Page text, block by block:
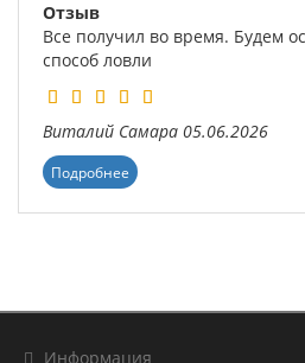
Отзыв
Все получил во время. Будем
способ ловли
Виталий Самара 05.06.2026
Подробнее
Информация